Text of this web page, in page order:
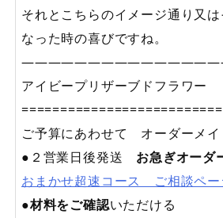
それとこちらのイメージ通り又
なった時の喜びですね。
アイビープリザーブドフラワー
ご予算にあわせて オーダーメイ
●２営業日後発送 お急ぎオーダ
おまかせ超速コース ご相談ペー
●材料をご確認いただける